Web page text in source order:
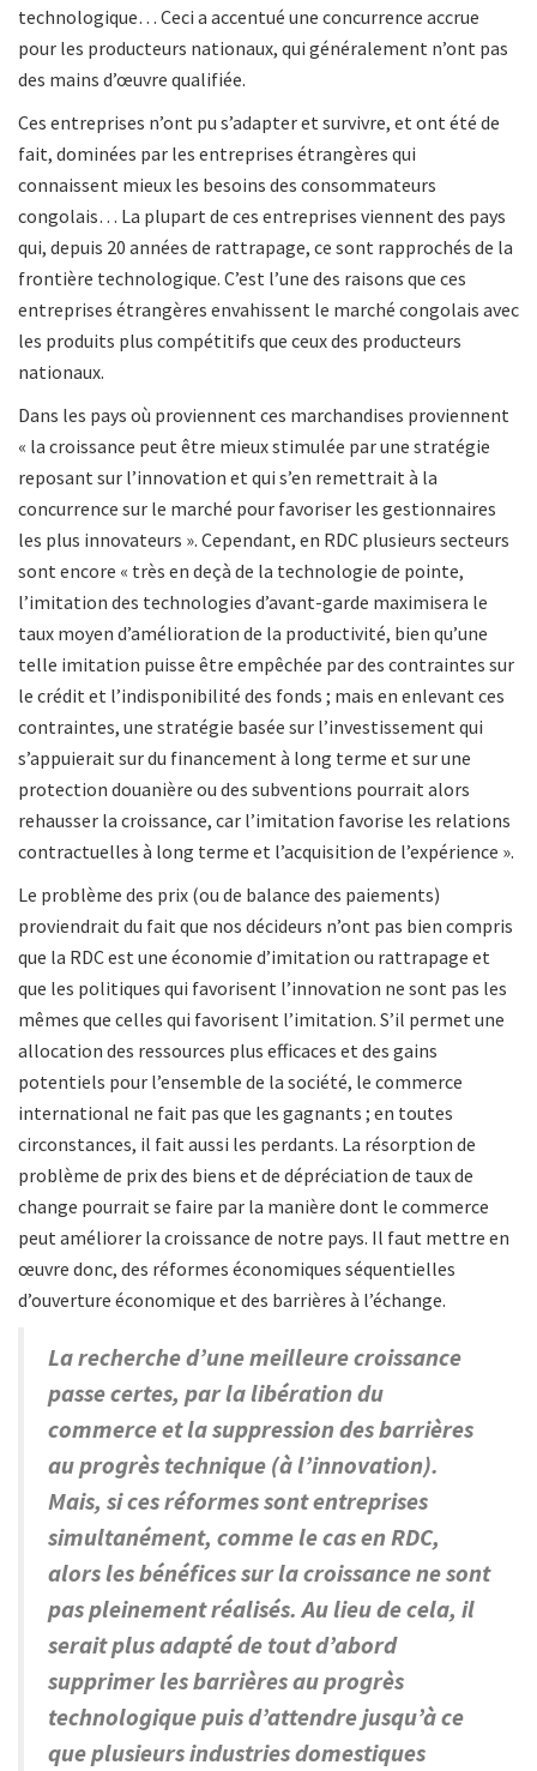
technologique… Ceci a accentué une concurrence accrue
pour les producteurs nationaux, qui généralement n’ont pas
des mains d’œuvre qualifiée.
Ces entreprises n’ont pu s’adapter et survivre, et ont été de
fait, dominées par les entreprises étrangères qui
connaissent mieux les besoins des consommateurs
congolais… La plupart de ces entreprises viennent des pays
qui, depuis 20 années de rattrapage, ce sont rapprochés de la
frontière technologique. C’est l’une des raisons que ces
entreprises étrangères envahissent le marché congolais avec
les produits plus compétitifs que ceux des producteurs
nationaux.
Dans les pays où proviennent ces marchandises proviennent
« la croissance peut être mieux stimulée par une stratégie
reposant sur l’innovation et qui s’en remettrait à la
concurrence sur le marché pour favoriser les gestionnaires
les plus innovateurs ». Cependant, en RDC plusieurs secteurs
sont encore « très en deçà de la technologie de pointe,
l’imitation des technologies d’avant-garde maximisera le
taux moyen d’amélioration de la productivité, bien qu’une
telle imitation puisse être empêchée par des contraintes sur
le crédit et l’indisponibilité des fonds ; mais en enlevant ces
contraintes, une stratégie basée sur l’investissement qui
s’appuierait sur du financement à long terme et sur une
protection douanière ou des subventions pourrait alors
rehausser la croissance, car l’imitation favorise les relations
contractuelles à long terme et l’acquisition de l’expérience ».
Le problème des prix (ou de balance des paiements)
proviendrait du fait que nos décideurs n’ont pas bien compris
que la RDC est une économie d’imitation ou rattrapage et
que les politiques qui favorisent l’innovation ne sont pas les
mêmes que celles qui favorisent l’imitation. S’il permet une
allocation des ressources plus efficaces et des gains
potentiels pour l’ensemble de la société, le commerce
international ne fait pas que les gagnants ; en toutes
circonstances, il fait aussi les perdants. La résorption de
problème de prix des biens et de dépréciation de taux de
change pourrait se faire par la manière dont le commerce
peut améliorer la croissance de notre pays. Il faut mettre en
œuvre donc, des réformes économiques séquentielles
d’ouverture économique et des barrières à l’échange.
La recherche d’une meilleure croissance
passe certes, par la libération du
commerce et la suppression des barrières
au progrès technique (à l’innovation).
Mais, si ces réformes sont entreprises
simultanément, comme le cas en RDC,
alors les bénéfices sur la croissance ne sont
pas pleinement réalisés. Au lieu de cela, il
serait plus adapté de tout d’abord
supprimer les barrières au progrès
technologique puis d’attendre jusqu’à ce
que plusieurs industries domestiques